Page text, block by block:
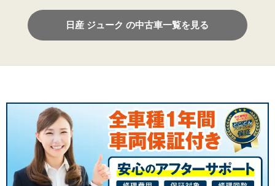
日産 ジューク の中古車一覧を見る